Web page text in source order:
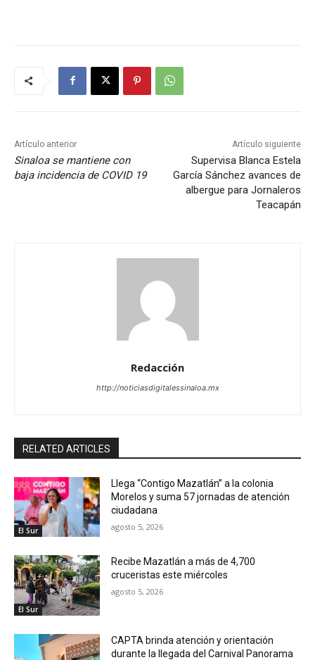
Artículo anterior
Sinaloa se mantiene con
baja incidencia de COVID 19
Artículo siguiente
Supervisa Blanca Estela
García Sánchez avances de
albergue para Jornaleros
Teacapán
Redacción
http://noticiasdigitalessinaloa.mx
RELATED ARTICLES
El Sur
Llega “Contigo Mazatlán” a la colonia
Morelos y suma 57 jornadas de atención
ciudadana
agosto 5, 2026
El Sur
Recibe Mazatlán a más de 4,700
cruceristas este miércoles
agosto 5, 2026
CAPTA brinda atención y orientación
durante la llegada del Carnival Panorama